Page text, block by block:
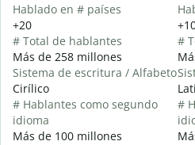
Hablado en # países
+20
# Total de hablantes
Más de 258 millones
Sistema de escritura / Alfabeto
Cirílico
# Hablantes como segundo
idioma
Más de 100 millones
#
#